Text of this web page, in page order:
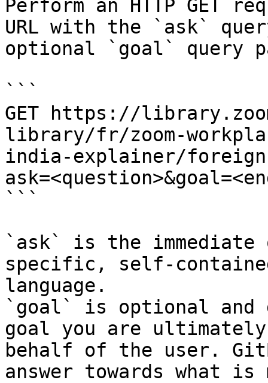
Perform an HTTP GET
URL with the `ask`
optional `goal` query
```
GET https://
library/fr/zoom-
india-explainer/foreign-
```
`ask` is the
specific, self-
language.
`goal` is optional and
goal you are
behalf of the user.
answer towards what